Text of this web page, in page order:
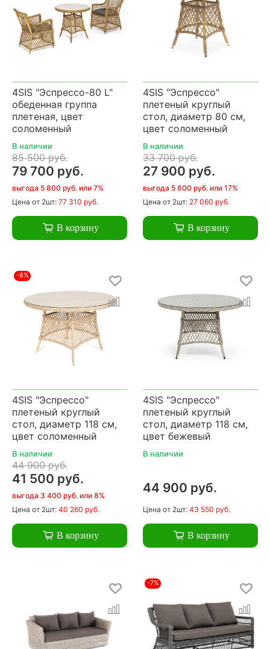
4SIS "Эспрессо-80 L"
обеденная группа
плетеная, цвет
соломенный
В наличии
85 500 руб.
79 700 руб.
выгода 5 800 руб. или 7%
Цена от 2шт: 77 310 руб.
В корзину
4SIS "Эспрессо"
плетеный круглый
стол, диаметр 80 см,
цвет соломенный
В наличии
33 700 руб.
27 900 руб.
выгода 5 800 руб. или 17%
Цена от 2шт: 27 060 руб.
В корзину
-8%
4SIS "Эспрессо"
плетеный круглый
стол, диаметр 118 см,
цвет соломенный
В наличии
44 900 руб.
41 500 руб.
выгода 3 400 руб. или 8%
Цена от 2шт: 40 260 руб.
В корзину
4SIS "Эспрессо"
плетеный круглый
стол, диаметр 118 см,
цвет бежевый
В наличии
44 900 руб.
Цена от 2шт: 43 550 руб.
В корзину
-7%